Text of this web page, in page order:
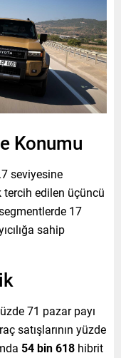
Konumu
seviyesine
tercih edilen üçüncü
17
sahip
71 pazar payı
satışlarının yüzde
54 bin 618 hibrit